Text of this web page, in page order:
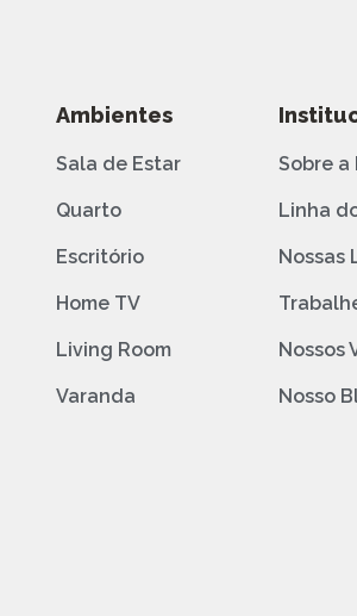
Ambientes
Sala de Estar
Quarto
Escritório
Home TV
Living Room
Varanda
Sobre a
Linha
Nossas
Nossos
Nosso